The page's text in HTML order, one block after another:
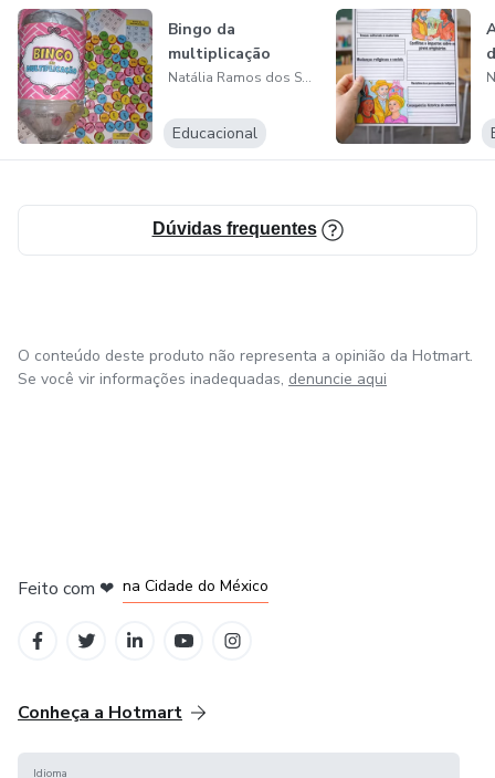
Bingo da
multiplicação
Natália Ramos dos Santos
Educacional
Dúvidas frequentes
O conteúdo deste produto não representa a opinião da Hotmart.
Se você vir informações inadequadas, denuncie aqui
Feito com ❤ na Cidade do México
Conheça a Hotmart
Idioma